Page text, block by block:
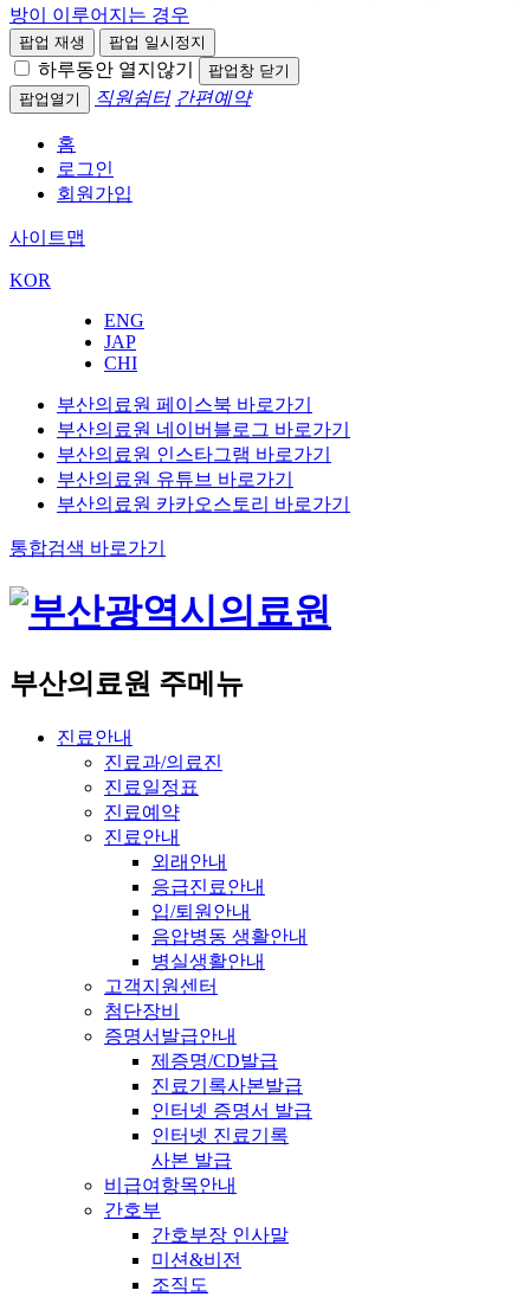
팝업 재생 팝업 일시정지
하루동안 열지않기
팝업창 닫기
팝업열기
직원쉼터 간편예약
홈
로그인
회원가입
사이트맵
KOR
ENG
JAP
CHI
부산의료원 페이스북 바로가기
부산의료원 네이버블로그 바로가기
부산의료원 인스타그램 바로가기
부산의료원 유튜브 바로가기
부산의료원 카카오스토리 바로가기
통합검색 바로가기
부산의료원 주메뉴
진료안내
진료과/의료진
진료일정표
진료예약
진료안내
외래안내
응급진료안내
입/퇴원안내
음압병동 생활안내
병실생활안내
고객지원센터
첨단장비
증명서발급안내
제증명/CD발급
진료기록사본발급
인터넷 증명서 발급
인터넷 진료기록
사본 발급
비급여항목안내
간호부
간호부장 인사말
미션&비전
조직도